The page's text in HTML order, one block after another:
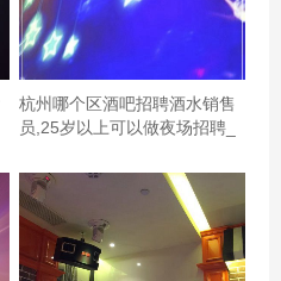
话温柔，还有酒水送，太划
中包，还算凑合，音效有点差
聘包厢服务员,(不够给补贴)
杭州哪个区酒吧招聘酒水销售
员,25岁以上可以做夜场招聘_